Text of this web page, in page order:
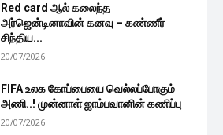
Red card ஆல் கலைந்த
அர்ஜென்டினாவின் கனவு – கண்ணீர்
சிந்திய...
20/07/2026
FIFA உலக கோப்பையை வெல்லப்போகும்
அணி..! முன்னாள் ஜாம்பவானின் கணிப்பு
20/07/2026